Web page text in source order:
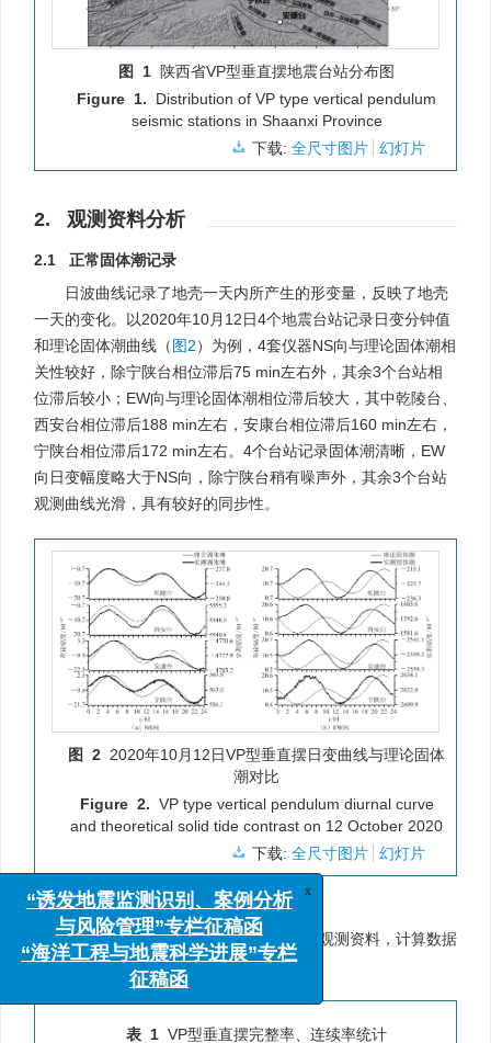
图 1
陕西省VP型垂直摆地震台站分布图
Figure 1.
Distribution of VP type vertical pendulum
seismic stations in Shaanxi Province
下载: 全尺寸图片 幻灯片
2. 观测资料分析
2.1 正常固体潮记录
日波曲线记录了地壳一天内所产生的形变量，反映了地壳
一天的变化。以2020年10月12日4个地震台站记录日变分钟值
和理论固体潮曲线（图2）为例，4套仪器NS向与理论固体潮相
关性较好，除宁陕台相位滞后75 min左右外，其余3个台站相
位滞后较小；EW向与理论固体潮相位滞后较大，其中乾陵台、
西安台相位滞后188 min左右，安康台相位滞后160 min左右，
宁陕台相位滞后172 min左右。4个台站记录固体潮清晰，EW
向日变幅度略大于NS向，除宁陕台稍有噪声外，其余3个台站
观测曲线光滑，具有较好的同步性。
图 2 2020年10月12日VP型垂直摆日变曲线与理论固体
潮对比
Figure 2. VP type vertical pendulum diurnal curve
and theoretical solid tide contrast on 12 October 2020
下载: 全尺寸图片 幻灯片
2.2 资料连续性
选用陕西省各台站VP型垂直摆2020年观测资料，计算数据
完整率和连续率，统计结果见表1。
表 1 VP型垂直摆完整率、连续率统计
x
“诱发地震监测识别、案例分析
与风险管理”专栏征稿函
“海洋工程与地震科学进展”专栏
征稿函